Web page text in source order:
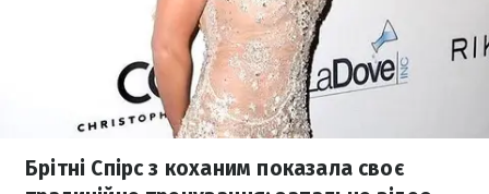
Брітні Спірс з коханим показала своє